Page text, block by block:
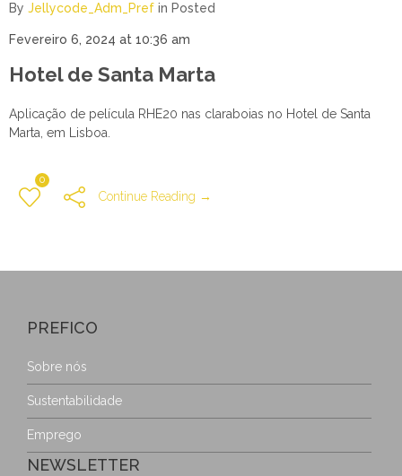
By Jellycode_Adm_Pref in Posted
Fevereiro 6, 2024 at 10:36 am
Hotel de Santa Marta
Aplicação de película RHE20 nas claraboias no Hotel de Santa
Marta, em Lisboa.
0
Continue Reading →
PREFICO
Sobre nós
Sustentabilidade
Emprego
NEWSLETTER